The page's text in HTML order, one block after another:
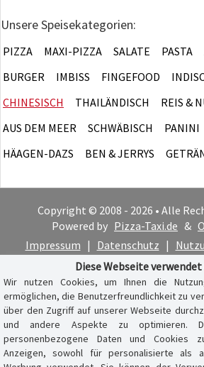
Unsere Speisekategorien:
PIZZA MAXI-PIZZA SALATE PASTA
BURGER
IMBISS FINGEFOOD
CHINESISCH
THAILÄNDISCH
REIS &
AUS DEM MEER
SCHWÄBISCH PANINI
HÄAGEN-DAZS
BEN & JERRYS
Copyright © 2008 - 2026 • Alle
Powered by Pizza-Taxi.de &
Impressum | Datenschutz |
Cookie-Hinweis
Diese Webseite
Wir nutzen Cookies, um Ihnen die
ermöglichen, die Benutzerfreundlichkeit zu
über den Zugriff auf unserer Webseite
und andere Aspekte zu optimieren.
personenbezogene Daten und Cookies
Anzeigen, sowohl für personalisierte als